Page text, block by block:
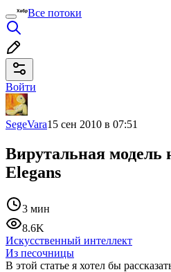
Все потоки
Войти
SegeVara15 сен 2010 в 07:51
Вирутальная модель
Elegans
3 мин
8.6K
Искусственный интеллект
Из песочницы
В этой статье я хотел бы